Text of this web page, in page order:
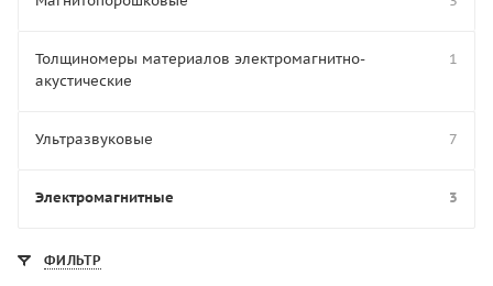
Толщиномеры материалов электромагнитно-
акустические
1
Ультразвуковые 7
Электромагнитные 3
ФИЛЬТР